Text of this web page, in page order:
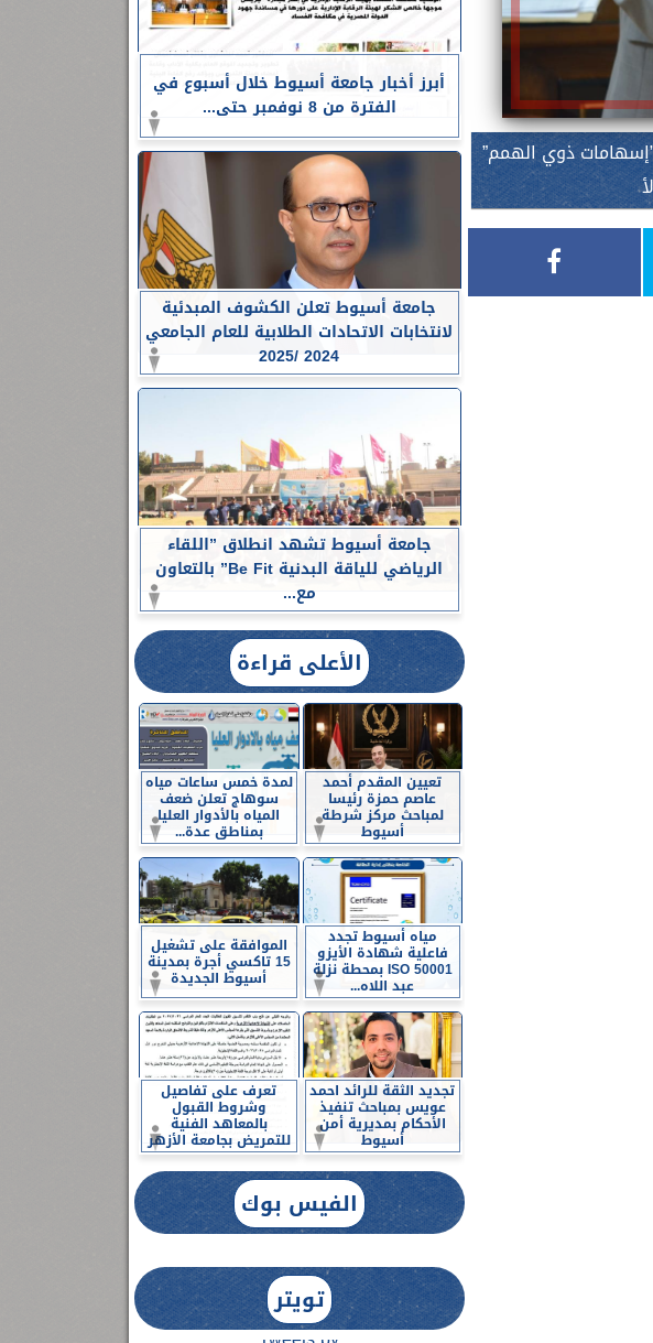
ذوي الهمم”
أبرز أخبار جامعة أسيوط خلال أسبوع في
الفترة من 8 نوفمبر حتى...
جامعة أسيوط تعلن الكشوف المبدئية
لانتخابات الاتحادات الطلابية للعام الجامعي
2024 /2025
جامعة أسيوط تشهد انطلاق ”اللقاء
الرياضي للياقة البدنية Be Fit” بالتعاون
مع...
الأعلى قراءة
تعيين المقدم أحمد
عاصم حمزة رئيسا
لمباحث مركز شرطة
أسيوط
لمدة خمس ساعات مياه
سوهاج تعلن ضعف
المياه بالأدوار العليا
بمناطق عدة...
مياه أسيوط تجدد
فاعلية شهادة الأيزو
ISO 50001 بمحطة نزلة
عبد اللاه...
الموافقة على تشغيل
15 تاكسي أجرة بمدينة
أسيوط الجديدة
تجديد الثقة للرائد احمد
عويس بمباحث تنفيذ
الأحكام بمديرية أمن
أسيوط
تعرف على تفاصيل
وشروط القبول
بالمعاهد الفنية
للتمريض بجامعة الأزهر
الفيس بوك
تويتر